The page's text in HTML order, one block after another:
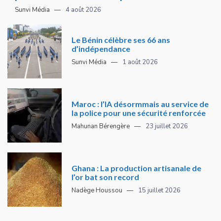
Sunvi Média 4 août 2026
Le Bénin célèbre ses 66 ans
d’indépendance
Sunvi Média 1 août 2026
Maroc : l’IA désormmais au service de
la police pour une sécurité renforcée
Mahunan Bérengère 23 juillet 2026
Ghana : La production artisanale de
l’or bat son record
Nadège Houssou 15 juillet 2026